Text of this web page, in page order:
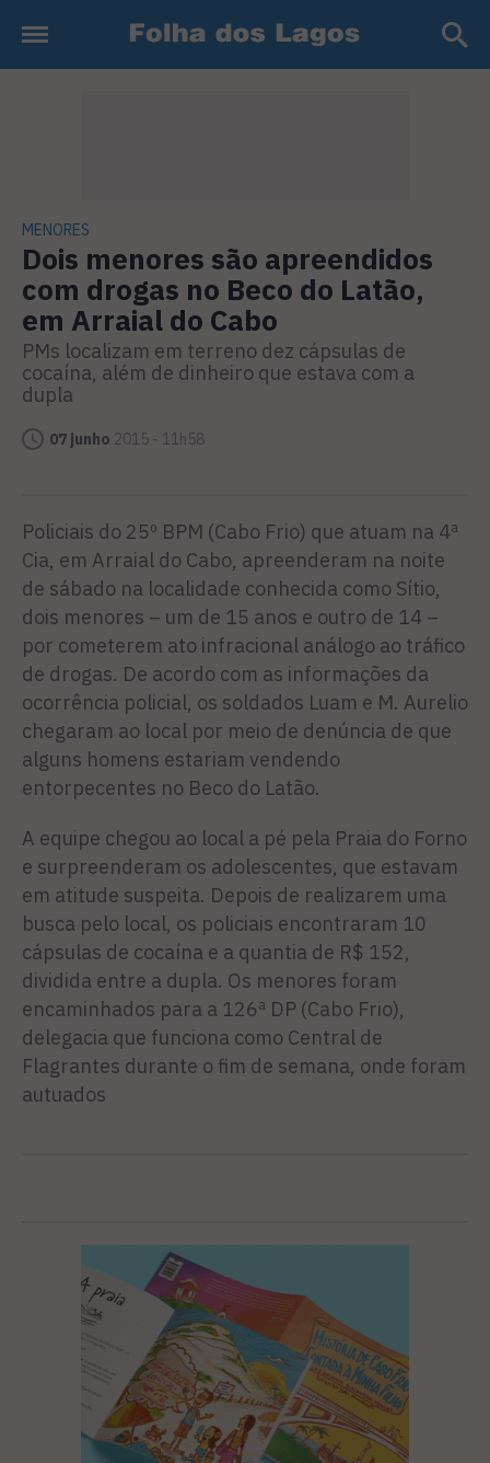
MENORES
Dois menores são apreendidos
com drogas no Beco do Latão,
em Arraial do Cabo
PMs localizam em terreno dez cápsulas de
cocaína, além de dinheiro que estava com a
dupla
07 junho 2015 - 11h58
Policiais do 25º BPM (Cabo Frio) que atuam na 4ª
Cia, em Arraial do Cabo, apreenderam na noite
de sábado na localidade conhecida como Sítio,
dois menores – um de 15 anos e outro de 14 –
por cometerem ato infracional análogo ao tráfico
de drogas. De acordo com as informações da
ocorrência policial, os soldados Luam e M. Aurelio
chegaram ao local por meio de denúncia de que
alguns homens estariam vendendo
entorpecentes no Beco do Latão.
A equipe chegou ao local a pé pela Praia do Forno
e surpreenderam os adolescentes, que estavam
em atitude suspeita. Depois de realizarem uma
busca pelo local, os policiais encontraram 10
cápsulas de cocaína e a quantia de R$ 152,
dividida entre a dupla. Os menores foram
encaminhados para a 126ª DP (Cabo Frio),
delegacia que funciona como Central de
Flagrantes durante o fim de semana, onde foram
autuados